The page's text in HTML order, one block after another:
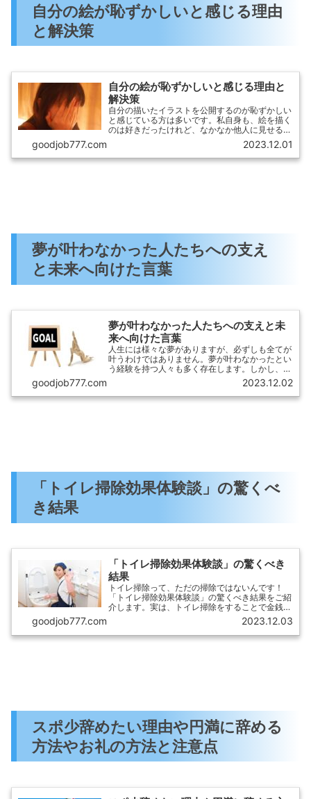
自分の絵が恥ずかしいと感じる理由
と解決策
自分の絵が恥ずかしいと感じる理由と
解決策
自分の描いたイラストを公開するのが恥ずかしい
と感じている方は多いです。私自身も、絵を描く
のは好きだったけれど、なかなか他人に見せるこ
とができませんでした。イラストが趣味のことを
他人に知られるのは恥ずかしいと感じていたから
です。しかし、実際に自分の描いたイラストを公
goodjob777.com 2023.12.01
夢が叶わなかった人たちへの支え
と未来へ向けた言葉
夢が叶わなかった人たちへの支えと未
来へ向けた言葉
人生には様々な夢がありますが、必ずしも全てが
叶うわけではありません。夢が叶わなかったとい
う経験を持つ人々も多く存在します。しかし、夢
が叶わなかったからと言って、そこで諦めてしま
う必要はありません。本記事では、夢が叶わなか
った人たちへの支えと未来へ向けた言葉について
goodjob777.com 2023.12.02
「トイレ掃除効果体験談」の驚くべ
き結果
「トイレ掃除効果体験談」の驚くべき
結果
トイレ掃除って、ただの掃除ではないんです！
「トイレ掃除効果体験談」の驚くべき結果をご紹
介します。実は、トイレ掃除をすることで金銭面
や健康・美容、心の面で良い影響があると言われ
ているんです。実際に私が試してみたところ、信
じられないくらいの変化...
goodjob777.com 2023.12.03
スポ少辞めたい理由や円満に辞める
方法やお礼の方法と注意点